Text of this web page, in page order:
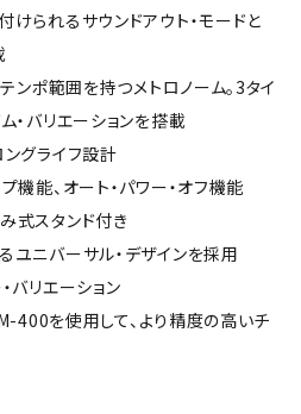
けられるサウンドアウト・モードと
ンポ範囲を持つメトロノーム。3タイ
・バリエーションを搭載
グライフ設計
機能、オート・パワー・オフ機能
式スタンド付き
ユニバーサル・デザインを採用
バリエーション
400を使用して、より精度の高いチ